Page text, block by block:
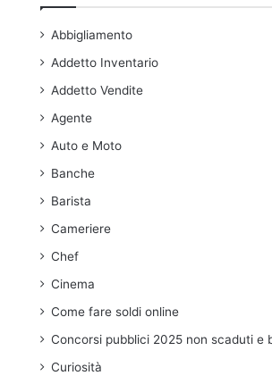
Abbigliamento
Addetto Inventario
Addetto Vendite
Agente
Auto e Moto
Banche
Barista
Cameriere
Chef
Cinema
Come fare soldi online
Concorsi pubblici 2025 non scaduti e
Curiosità